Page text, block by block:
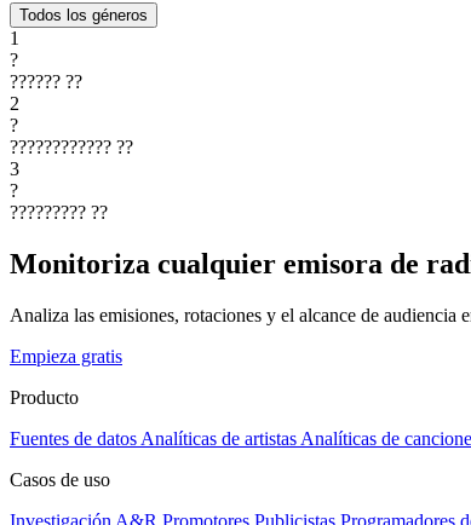
Todos los géneros
1
?
?????? ??
2
?
???????????? ??
3
?
????????? ??
Monitoriza cualquier emisora de
Analiza las emisiones, rotaciones y el alcance de audiencia
Empieza gratis
Producto
Fuentes de datos Analíticas de artistas Analíticas de
Casos de uso
Investigación A&R Promotores Publicistas Programadores